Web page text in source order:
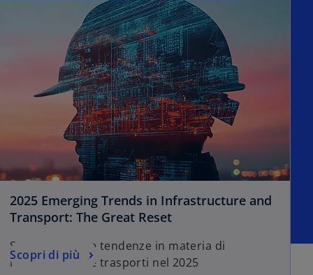
2025 Emerging Trends in Infrastructure and
Transport: The Great Reset
Scopri le ultime tendenze in materia di
infrastrutture e trasporti nel 2025
Scopri di più